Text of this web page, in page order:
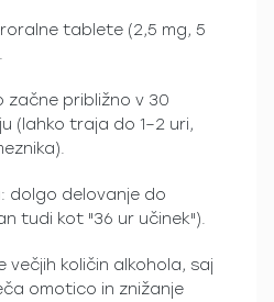
tablete (2,5 mg, 5
začne približno v 30
(lahko traja do 1–2 uri,
dolgo delovanje do
tudi kot "36 ur učinek").
večjih količin alkohola, saj
omotico in znižanje